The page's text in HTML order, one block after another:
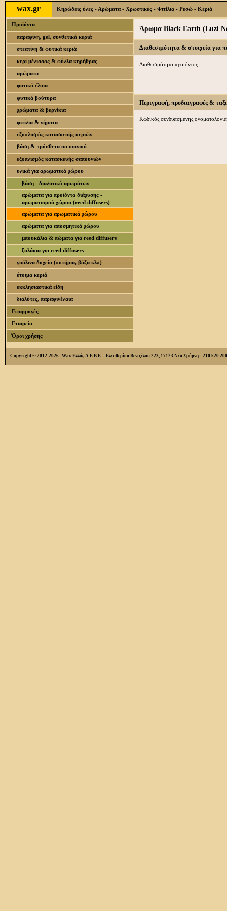
wax.gr Κηρώδεις ύλες - Αρώματα - Χρωστικές - Φιτίλια - Ρεσώ - Κεριά
Προϊόντα
παραφίνη, gel, συνθετικά κεριά
στεατίνη & φυτικά κεριά
κερί μέλισσας & φύλλα κηρήθρας
αρώματα
φυτικά έλαια
φυτικά βούτυρα
χρώματα & βερνίκια
φιτίλια & νήματα
εξοπλισμός κατασκευής κεριών
βάση & πρόσθετα σαπουνιού
εξοπλισμός κατασκευής σαπουνιών
υλικά για αρωματικά χώρου
βάση - διαλυτικό αρωμάτων
αρώματα για προϊόντα διάχυσης -
αρωματισμού χώρου (reed diffusers)
αρώματα για αρωματικά χώρου
αρώματα για αποσμητικά χώρου
μπουκάλια & πώματα για reed diffusers
ξυλάκια για reed diffusers
γυάλινα δοχεία (ποτήρια, βάζα κλπ)
έτοιμα κεριά
εκκλησιαστικά είδη
διαλύτες, παραφινέλαια
Εφαρμογές
Εταιρεία
Όροι χρήσης
Άρωμα Black Earth (Luzi
Διαθεσιμότητα & στοιχεία για
Διαθεσιμότητα προϊόντος
Περιγραφή, προδιαγραφές &
Κωδικός συνδυασμένης
Copyright © 2012-2026 Wax Ελλάς Α.Ε.Β.Ε. Ελευθερίου Βενιζέλου 223, 17123 Νέα Σμύρνη 210 520